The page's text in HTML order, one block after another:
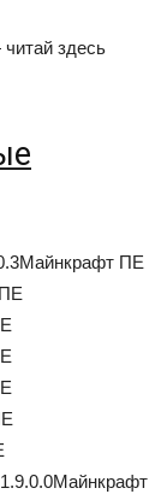
здесь
ПЕ